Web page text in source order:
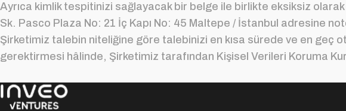
Ayrıca kimlik tespitinizi sağlayacak bir belge ile birlikte eksiksiz olarak
Sk. Pasco Plaza No: 21 İç Kapı No: 45 Maltepe / İstanbul adresine
Şirketimiz talebin niteliğine göre talebinizi en kısa sürede ve en geç
gerektirmesi hâlinde, Şirketimiz tarafından Kişisel Verileri Koruma